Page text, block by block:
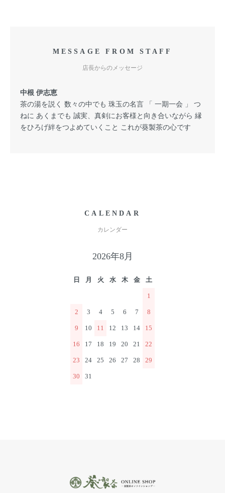
MESSAGE FROM STAFF
店長からのメッセージ
中根 伊志恵
茶の湯を説く 数々の中でも 珠玉の名言 「 一期一会 」 つ
ねに あくまでも 誠実、真剣にお客様と向き合いながら 縁
をひろげ絆をつよめていくこと これが葵製茶の心です
CALENDAR
カレンダー
2026年8月
日 月 火 水 木 金 土
1
2 3 4 5 6 7 8
9 10 11 12 13 14 15
16 17 18 19 20 21 22
23 24 25 26 27 28 29
30 31